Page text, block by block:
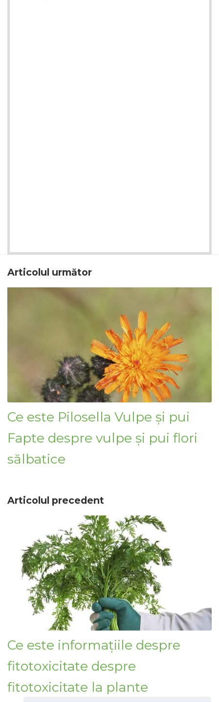
Articolul următor
Ce este Pilosella Vulpe și pui
Fapte despre vulpe și pui flori
sălbatice
Articolul precedent
Ce este informațiile despre
fitotoxicitate despre
fitotoxicitate la plante